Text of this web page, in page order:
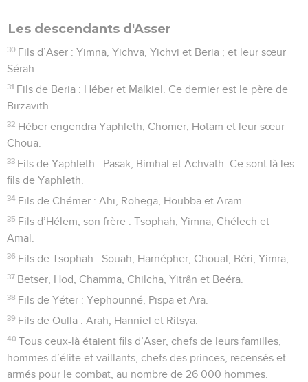
Les descendants d'Asser
30 Fils d’Aser : Yimna, Yichva, Yichvi et Beria ; et leur sœur
Sérah.
31 Fils de Beria : Héber et Malkiel. Ce dernier est le père de
Birzavith.
32 Héber engendra Yaphleth, Chomer, Hotam et leur sœur
Choua.
33 Fils de Yaphleth : Pasak, Bimhal et Achvath. Ce sont là les
fils de Yaphleth.
34 Fils de Chémer : Ahi, Rohega, Houbba et Aram.
35 Fils d’Hélem, son frère : Tsophah, Yimna, Chélech et
Amal.
36 Fils de Tsophah : Souah, Harnépher, Choual, Béri, Yimra,
37 Betser, Hod, Chamma, Chilcha, Yitrân et Beéra.
38 Fils de Yéter : Yephounné, Pispa et Ara.
39 Fils de Oulla : Arah, Hanniel et Ritsya.
40 Tous ceux-là étaient fils d’Aser, chefs de leurs familles,
hommes d’élite et vaillants, chefs des princes, recensés et
armés pour le combat, au nombre de 26 000 hommes.